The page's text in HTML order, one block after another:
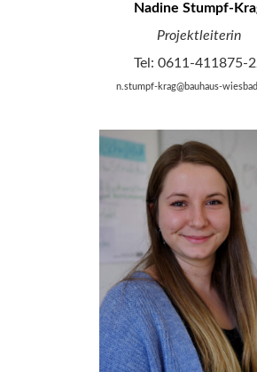
Nadine Stumpf-
Projektleiterin
Tel: 0611-411875-
n.stumpf-krag@bauhaus-